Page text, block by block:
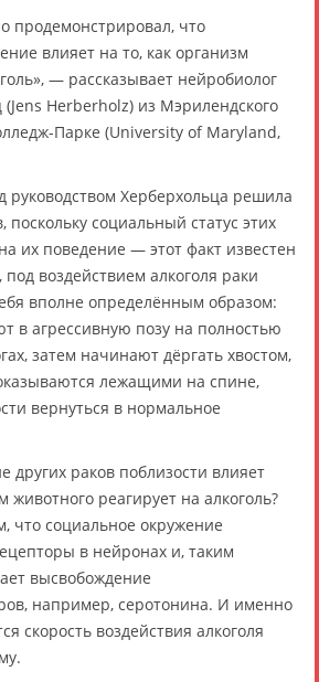
продемонстрировал, что
влияет на то, как организм
— рассказывает нейробиолог
Herberholz) из Мэрилендского
Парке (University of Maryland,
руководством Херберхольца решила
поскольку социальный статус этих
их поведение — этот факт известен
воздействием алкоголя раки
вполне определённым образом:
в агрессивную позу на полностью
затем начинают дёргать хвостом,
лежащими на спине,
вернуться в нормальное
других раков поблизости влияет
животного реагирует на алкоголь?
что социальное окружение
в нейронах и, таким
высвобождение
например, серотонина. И именно
скорость воздействия алкоголя